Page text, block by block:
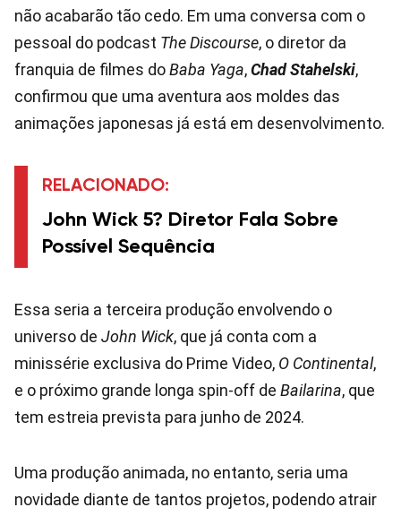
não acabarão tão cedo. Em uma conversa com o
pessoal do podcast The Discourse, o diretor da
franquia de filmes doBaba Yaga,Chad Stahelski,
confirmou que uma aventura aos moldes das
animações japonesas já está em desenvolvimento.
RELACIONADO:
John Wick 5? Diretor Fala Sobre
Possível Sequência
Essa seria a terceira produção envolvendo o
universo de John Wick, que já conta com a
minissérie exclusiva do Prime Video, O Continental,
e o próximo grande longa spin-off de Bailarina, que
tem estreia prevista para junho de 2024.
Uma produção animada, no entanto, seria uma
novidade diante de tantos projetos, podendo atrair